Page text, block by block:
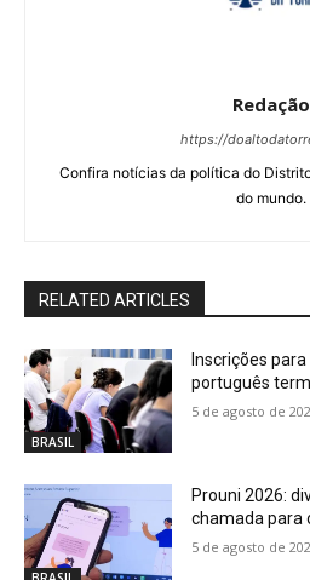
Redação
https://
Confira notícias da política do
do mundo.
RELATED ARTICLES
BRASIL
Inscrições
português
5 de agosto de
Prouni 2026:
chamada para
5 de agosto de